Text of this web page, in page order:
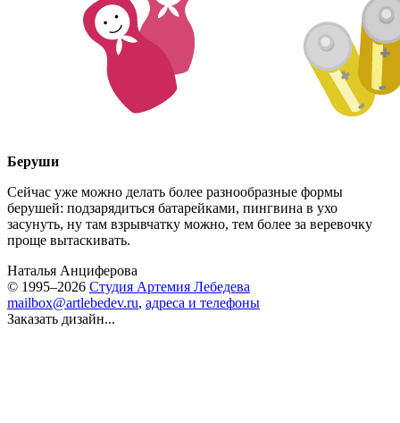
Беруши
Сейчас уже можно делать более разнообразные формы
берушей: подзарядиться батарейками, пингвина в ухо
засунуть, ну там взрывчатку можно, тем более за веревочку
проще вытаскивать.
Наталья Анциферова
© 1995–2026 Студия Артемия Лебедева
mailbox@artlebedev.ru, адреса и телефоны
Заказать дизайн...